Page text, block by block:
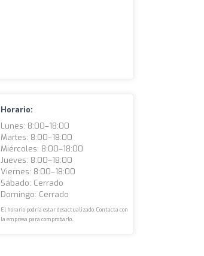
Horario:
Lunes: 8:00–18:00
Martes: 8:00–18:00
Miércoles: 8:00–18:00
Jueves: 8:00–18:00
Viernes: 8:00–18:00
Sábado: Cerrado
Domingo: Cerrado
El horario podría estar desactualizado. Contacta con
la empresa para comprobarlo.